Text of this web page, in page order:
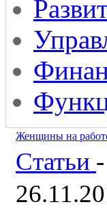
Женщины на
Статьи -